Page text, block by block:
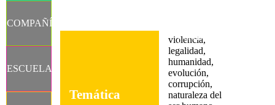
COMPAÑÍA
ESCUELA
CALENDAR
Facebook
se
en
X
página
se
en
página
ventana
página
ventana
página
ventana
Temática
violencia,
legalidad,
humanidad,
evolución,
corrupción,
naturaleza del